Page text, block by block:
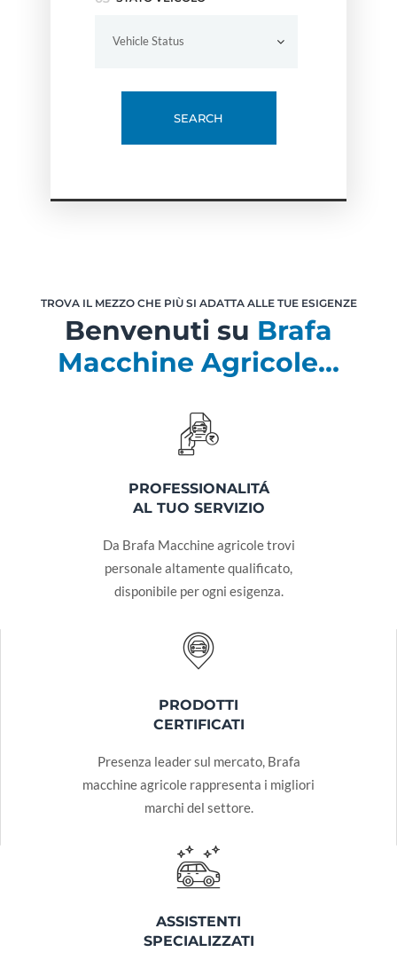
Vehicle Status
SEARCH
TROVA IL MEZZO CHE PIÙ SI ADATTA ALLE TUE ESIGENZE
Benvenuti su Brafa
Macchine Agricole…
PROFESSIONALITÁ
AL TUO SERVIZIO
Da Brafa Macchine agricole trovi
personale altamente qualificato,
disponibile per ogni esigenza.
PRODOTTI
CERTIFICATI
Presenza leader sul mercato, Brafa
macchine agricole rappresenta i migliori
marchi del settore.
ASSISTENTI
SPECIALIZZATI